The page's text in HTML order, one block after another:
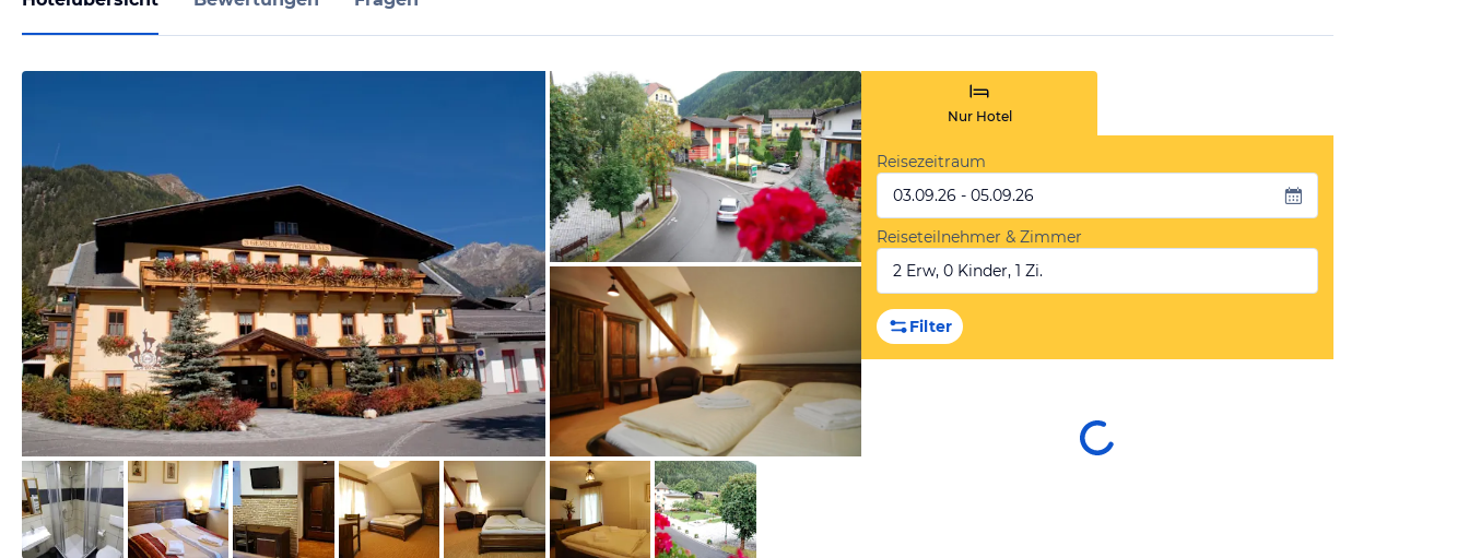
von Booking.com
von Booking.com
von Booking.com
Nur Hotel
Reisezeitraum
03.09.26 - 05.09.26
Reiseteilnehmer & Zimmer
2 Erw, 0 Kinder, 1 Zi.
Filter